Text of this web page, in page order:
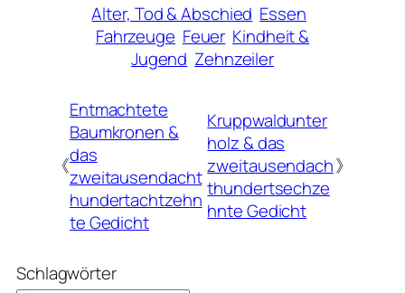
Alter, Tod & Abschied Essen
Fahrzeuge Feuer Kindheit &
Jugend Zehnzeiler
《
Entmachtete
Baumkronen &
das
zweitausendacht
hundertachtzehn
te Gedicht
Kruppwaldunter
holz & das
zweitausendach
thundertsechze
hnte Gedicht
》
Schlagwörter